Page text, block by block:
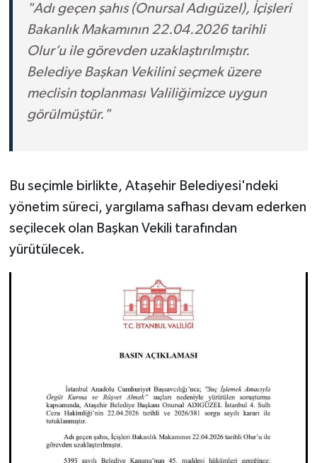
"Adı geçen şahıs (Onursal Adıgüzel), İçişleri
Bakanlık Makamının 22.04.2026 tarihli
Olur’u ile görevden uzaklaştırılmıştır.
Belediye Başkan Vekilini seçmek üzere
meclisin toplanması Valiliğimizce uygun
görülmüştür."
Bu seçimle birlikte, Ataşehir Belediyesi'ndeki
yönetim süreci, yargılama safhası devam ederken
seçilecek olan Başkan Vekili tarafından
yürütülecek.